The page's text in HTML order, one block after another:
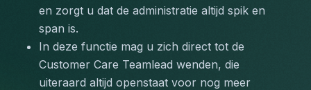
en zorgt u dat de administratie altijd spik en
span is.
In deze functie mag u zich direct tot de
Customer Care Teamlead wenden, die
uiteraard altijd openstaat voor nog meer